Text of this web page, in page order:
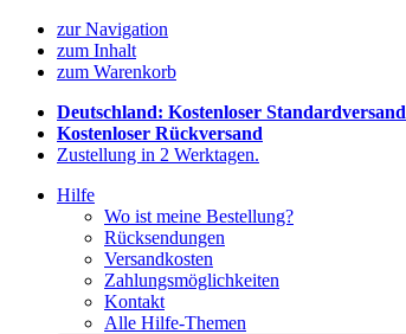
zur Navigation
zum Inhalt
zum Warenkorb
Deutschland: Kostenloser Standardversand
Kostenloser Rückversand
Zustellung in 2 Werktagen.
Hilfe
Wo ist meine Bestellung?
Rücksendungen
Versandkosten
Zahlungsmöglichkeiten
Kontakt
Alle Hilfe-Themen